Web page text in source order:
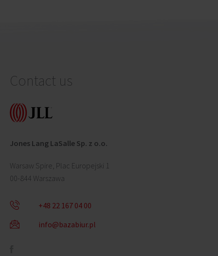
Contact us
Jones Lang LaSalle Sp. z o.o.
Warsaw Spire, Plac Europejski 1
00-844 Warszawa
+48 22 167 04 00
info@bazabiur.pl